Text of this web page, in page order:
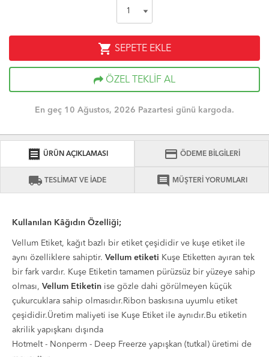
shopping_cart SEPETE EKLE
ÖZEL TEKLİF AL
En geç 10 Ağustos, 2026 Pazartesi günü kargoda.
receipt ÜRÜN AÇIKLAMASI credit_card ÖDEME BİLGİLERİ
local_shipping TESLİMAT VE İADE comment MÜŞTERİ YORUMLARI
Kullanılan Kâğıdın Özelliği;
Vellum Etiket, kağıt bazlı bir etiket çeşididir ve kuşe etiket ile
aynı özelliklere sahiptir. Vellum etiketi Kuşe Etiketten ayıran tek
bir fark vardır. Kuşe Etiketin tamamen pürüzsüz bir yüzeye sahip
olması, Vellum Etiketin ise gözle dahi görülmeyen küçük
çukurcuklara sahip olmasıdır.Ribon baskısına uyumlu etiket
çeşididir.Üretim maliyeti ise Kuşe Etiket ile aynıdır.Bu etiketin
akrilik yapışkanı dışında
Hotmelt - Nonperm - Deep Freerze yapışkan (tutkal) üretimi de